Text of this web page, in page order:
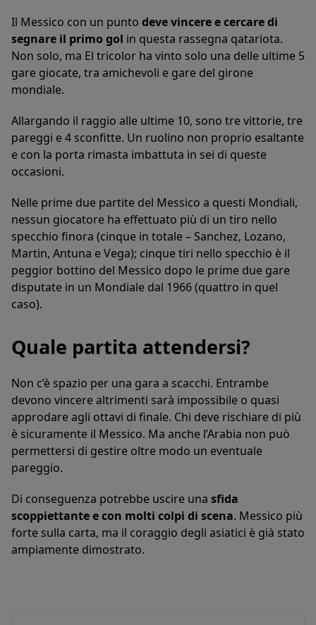
Il Messico con un punto deve vincere e cercare di
segnare il primo gol in questa rassegna qatariota.
Non solo, ma El tricolor ha vinto solo una delle ultime 5
gare giocate, tra amichevoli e gare del girone
mondiale.
Allargando il raggio alle ultime 10, sono tre vittorie, tre
pareggi e 4 sconfitte. Un ruolino non proprio esaltante
e con la porta rimasta imbattuta in sei di queste
occasioni.
Nelle prime due partite del Messico a questi Mondiali,
nessun giocatore ha effettuato più di un tiro nello
specchio finora (cinque in totale – Sanchez, Lozano,
Martin, Antuna e Vega); cinque tiri nello specchio è il
peggior bottino del Messico dopo le prime due gare
disputate in un Mondiale dal 1966 (quattro in quel
caso).
Quale partita attendersi?
Non c’è spazio per una gara a scacchi. Entrambe
devono vincere altrimenti sarà impossibile o quasi
approdare agli ottavi di finale. Chi deve rischiare di più
è sicuramente il Messico. Ma anche l’Arabia non può
permettersi di gestire oltre modo un eventuale
pareggio.
Di conseguenza potrebbe uscire una sfida
scoppiettante e con molti colpi di scena. Messico più
forte sulla carta, ma il coraggio degli asiatici è già stato
ampiamente dimostrato.